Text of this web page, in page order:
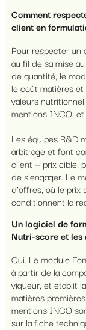
Comment
client en
Pour respecter un
au fil de sa mise
de quantité, le
le coût matières
valeurs
mentions INCO, et
Les équipes R&D
arbitrage et font
client — prix cible,
de s’engager. Le
d’offres, où le prix
conditionnent la
Un logiciel de
Nutri-score et les
Oui. Le module
à partir de la
vigueur, et établit
matières
mentions INCO
sur la fiche